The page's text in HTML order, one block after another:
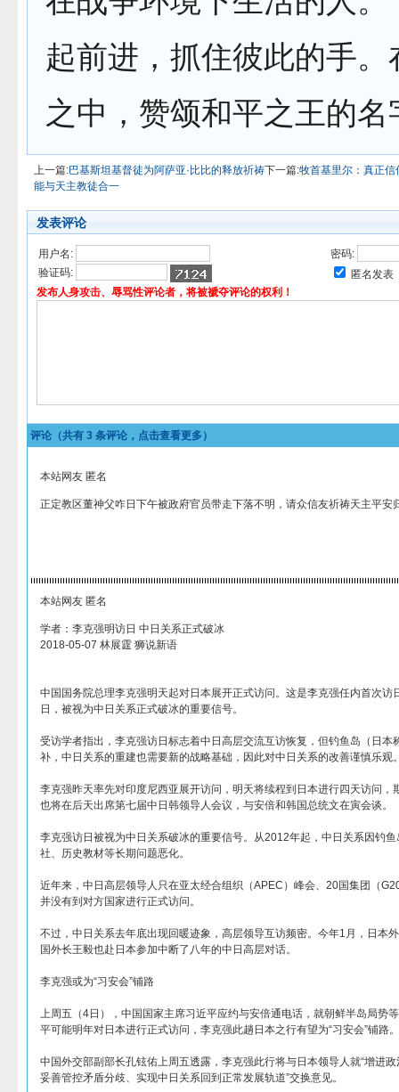
起前进，抓住彼此的手
之中，赞颂和平之王的名
上一篇:巴基斯坦基督徒为阿萨亚·比比的释放祈祷下一篇:牧首基里尔：真正
能与天主教徒合一
发表评论
用户名:
密码:
验证码:
匿名发表
发布人身攻击、辱骂性评论者，将被褫夺评论的权利！
评论（共有 3 条评论，点击查看更多）
本站网友 匿名
正定教区董神父咋日下午被政府官员带走下落不明，请众信友祈祷天主平安
本站网友 匿名
学者：李克强明访日 中日关系正式破冰
2018-05-07 林展霆 狮说新语
中国国务院总理李克强明天起对日本展开正式访问。这是李克强任内首次访
日，被视为中日关系正式破冰的重要信号。
受访学者指出，李克强访日标志着中日高层交流互访恢复，但钓鱼岛（日本
补，中日关系的重建也需要新的战略基础，因此对中日关系的改善谨慎乐观
李克强昨天率先对印度尼西亚展开访问，明天将续程到日本进行四天访问，
也将在后天出席第七届中日韩领导人会议，与安倍和韩国总统文在寅会谈。
李克强访日被视为中日关系破冰的重要信号。从2012年起，中日关系因钓
社、历史教材等长期问题恶化。
近年来，中日高层领导人只在亚太经合组织（APEC）峰会、20国集团（
并没有到对方国家进行正式访问。
不过，中日关系去年底出现回暖迹象，高层领导互访频密。今年1月，日本
国外长王毅也赴日本参加中断了八年的中日高层对话。
李克强或为“习安会”铺路
上周五（4日），中国国家主席习近平应约与安倍通电话，就朝鲜半岛局势
平可能明年对日本进行正式访问，李克强此趟日本之行有望为“习安会”铺路。
中国外交部副部长孔铉佑上周五透露，李克强此行将与日本领导人就“增进
妥善管控矛盾分歧、实现中日关系回到正常发展轨道”交换意见。